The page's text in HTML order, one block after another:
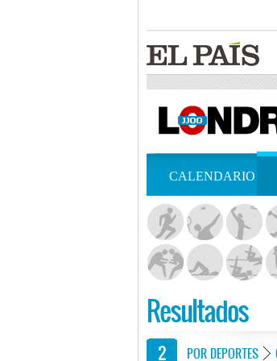
CALENDARIO
Resultados
POR DEPORTES